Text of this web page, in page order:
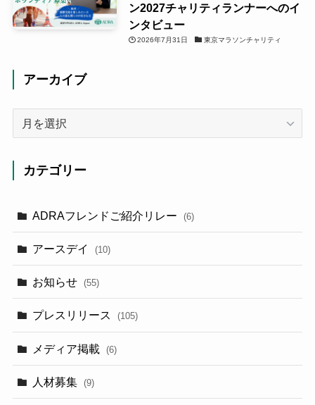
ン2027チャリティランナーへのイ
ンタビュー
2026年7月31日 東京マラソンチャリティ
アーカイブ
カテゴリー
ADRAフレンドご紹介リレー (6)
アースデイ (10)
お知らせ (55)
プレスリリース (105)
メディア掲載 (6)
人材募集 (9)